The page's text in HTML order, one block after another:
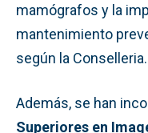
mamógrafos y la
mantenimiento
según la Conselleria.
Además, se han
Superiores en